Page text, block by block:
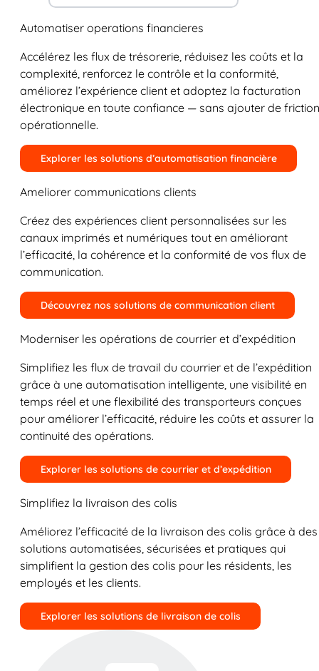
Automatiser operations financieres
Accélérez les flux de trésorerie, réduisez les coûts et la
complexité, renforcez le contrôle et la conformité,
améliorez l’expérience client et adoptez la facturation
électronique en toute confiance — sans ajouter de friction
opérationnelle.
Explorer les solutions d’automatisation financière
Ameliorer communications clients
Créez des expériences client personnalisées sur les
canaux imprimés et numériques tout en améliorant
l’efficacité, la cohérence et la conformité de vos flux de
communication.
Découvrez nos solutions de communication client
Moderniser les opérations de courrier et d’expédition
Simplifiez les flux de travail du courrier et de l’expédition
grâce à une automatisation intelligente, une visibilité en
temps réel et une flexibilité des transporteurs conçues
pour améliorer l’efficacité, réduire les coûts et assurer la
continuité des opérations.
Explorer les solutions de courrier et d’expédition
Simplifiez la livraison des colis
Améliorez l’efficacité de la livraison des colis grâce à des
solutions automatisées, sécurisées et pratiques qui
simplifient la gestion des colis pour les résidents, les
employés et les clients.
Explorer les solutions de livraison de colis